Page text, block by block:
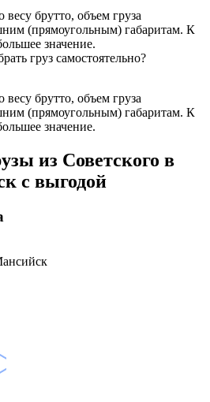
весу брутто, объем груза
(прямоугольным) габаритам. К
значение.
груз самостоятельно?
весу брутто, объем груза
(прямоугольным) габаритам. К
значение.
из Советского в
с выгодой